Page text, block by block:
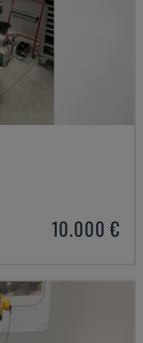
10.000 €